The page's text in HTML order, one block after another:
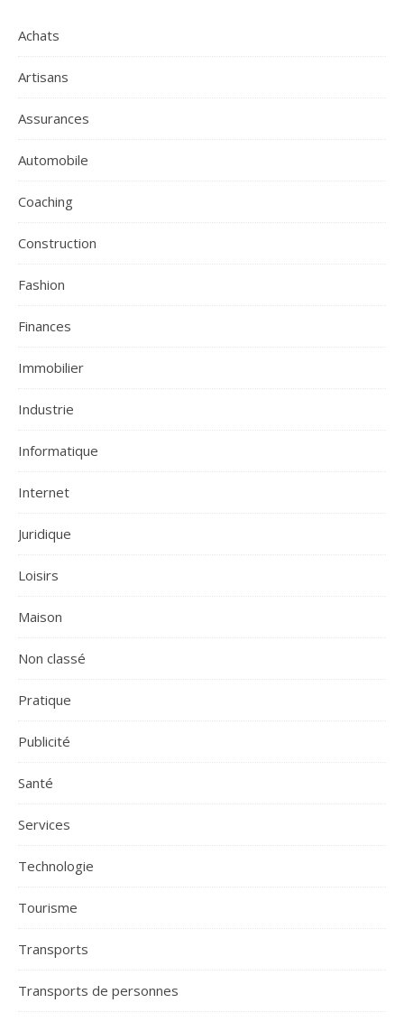
Achats
Artisans
Assurances
Automobile
Coaching
Construction
Fashion
Finances
Immobilier
Industrie
Informatique
Internet
Juridique
Loisirs
Maison
Non classé
Pratique
Publicité
Santé
Services
Technologie
Tourisme
Transports
Transports de personnes